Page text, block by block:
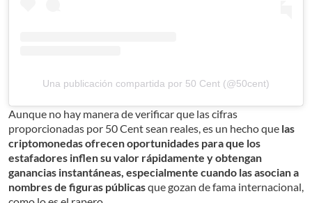
Una publicación compartida por 50 Cent (@50cent)
Aunque no hay manera de verificar que las cifras
proporcionadas por 50 Cent sean reales, es un hecho que las
criptomonedas ofrecen oportunidades para que los
estafadores inflen su valor rápidamente y obtengan
ganancias instantáneas, especialmente cuando las asocian a
nombres de figuras públicasque gozan de fama internacional,